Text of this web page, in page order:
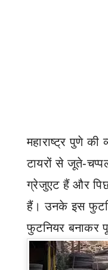
महाराष्ट्र पुणे की
टायरों से जूते-
ग्रेजुएट हैं और
हैं। उनके इस
फुटनियर बनाकर